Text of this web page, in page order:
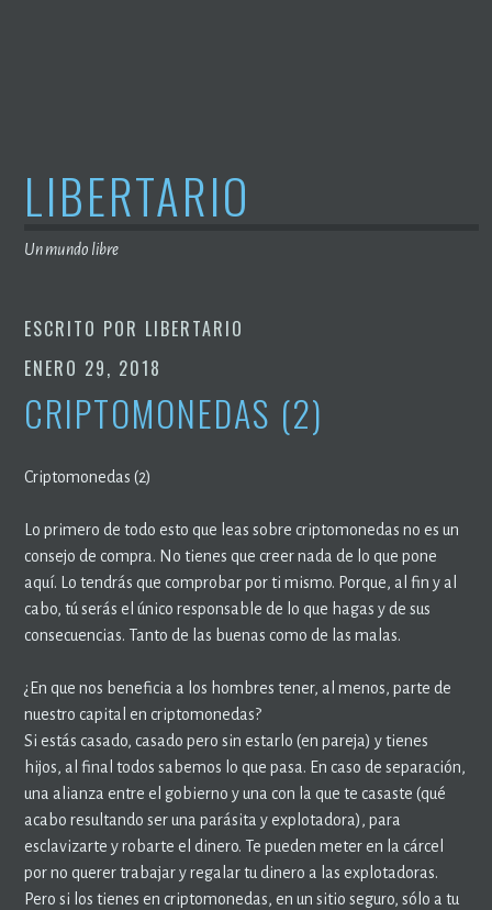
LIBERTARIO
Un mundo libre
ESCRITO POR LIBERTARIO
ENERO 29, 2018
CRIPTOMONEDAS (2)
Criptomonedas (2)
Lo primero de todo esto que leas sobre criptomonedas no es un
consejo de compra. No tienes que creer nada de lo que pone
aquí. Lo tendrás que comprobar por ti mismo. Porque, al fin y al
cabo, tú serás el único responsable de lo que hagas y de sus
consecuencias. Tanto de las buenas como de las malas.
¿En que nos beneficia a los hombres tener, al menos, parte de
nuestro capital en criptomonedas?
Si estás casado, casado pero sin estarlo (en pareja) y tienes
hijos, al final todos sabemos lo que pasa. En caso de separación,
una alianza entre el gobierno y una con la que te casaste (qué
acabo resultando ser una parásita y explotadora), para
esclavizarte y robarte el dinero. Te pueden meter en la cárcel
por no querer trabajar y regalar tu dinero a las explotadoras.
Pero si los tienes en criptomonedas, en un sitio seguro, sólo a tu